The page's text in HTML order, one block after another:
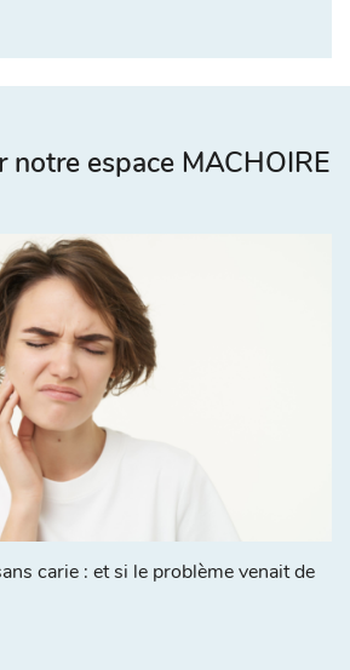
notre espace MACHOIRE
carie : et si le problème venait de